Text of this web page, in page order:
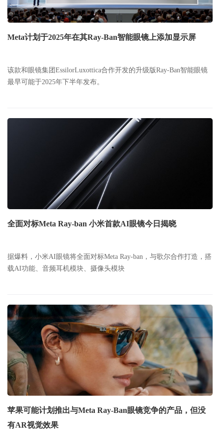
Meta计划于2025年在其Ray-Ban智能眼镜上添加显示屏
该款和眼镜集团EssilorLuxottica合作开发的升级版Ray-Ban智能眼镜
最早可能于2025年下半年发布。
全面对标Meta Ray-ban 小米首款AI眼镜今日揭晓
据爆料，小米AI眼镜将全面对标Meta Ray-ban，与歌尔合作打造，搭
载AI功能、音频耳机模块、摄像头模块
苹果可能计划推出与Meta Ray-Ban眼镜竞争的产品，但没
有AR视觉效果